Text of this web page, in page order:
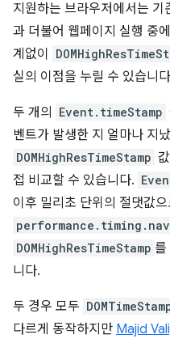
지원하는 브라우저에서는
과 더불어 웹페이지 실행 중
계없이
실의 이점을 누릴 수 있습니
두 개의 Event.timeStamp
벤트가 발생한 지 얼마나 지
DOMHighResTimeStamp
접 비교할 수 있습니다.
이후 밀리초 단위의 절댓값
DOMHighResTimeStamp 를
니다.
두 경우 모두
다르게 동작하지만 Majid